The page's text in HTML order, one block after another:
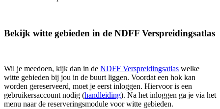
Bekijk witte gebieden in de NDFF Verspreidingsatlas
Wil je meedoen, kijk dan in de NDFF Verspreidingsatlas welke
witte gebieden bij jou in de buurt liggen. Voordat een hok kan
worden gereserveerd, moet je eerst inloggen. Hiervoor is een
gebruikersaccount nodig (handleiding). Na het inloggen ga je via het
menu naar de reserveringsmodule voor witte gebieden.